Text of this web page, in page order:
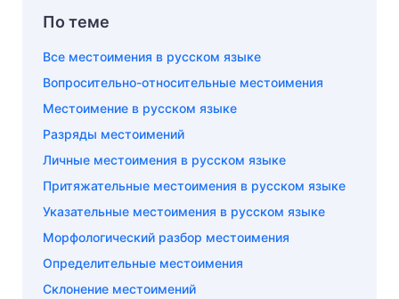
По теме
Все местоимения в русском языке
Вопросительно-относительные местоимения
Местоимение в русском языке
Разряды местоимений
Личные местоимения в русском языке
Притяжательные местоимения в русском языке
Указательные местоимения в русском языке
Морфологический разбор местоимения
Определительные местоимения
Склонение местоимений